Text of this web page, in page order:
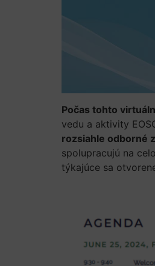
Počas tohto
vedu a aktivity
rozsiahle odborné
spolupracujú na
týkajúce sa